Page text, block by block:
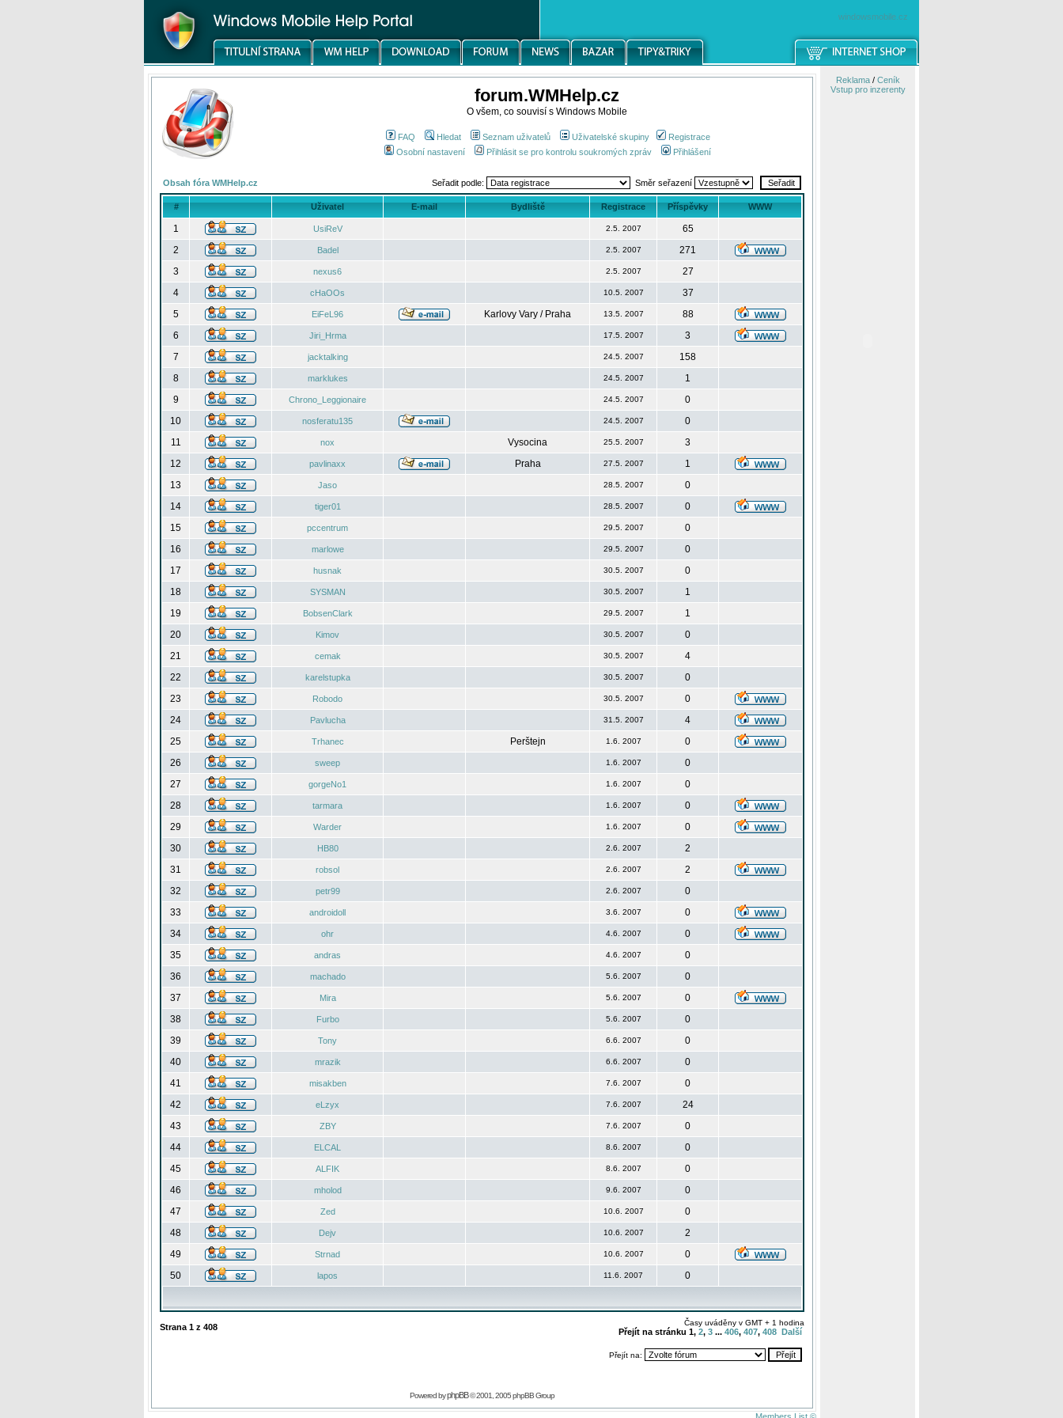
windowsmobile.cz
forum.WMHelp.cz
O všem, co souvisí s Windows Mobile
FAQ Hledat Seznam uživatelů Uživatelské skupiny
Registrace
Osobní nastavení
Přihlásit se pro kontrolu soukromých zpráv Přihlášení
Obsah fóra WMHelp.cz Seřadit podle: Směr seřazení
# Uživatel E-mail Bydliště Registrace Příspěvky WWW
1 UsiReV 2.5. 2007
65
2
Badel 2.5. 2007
271
3
nexus6 2.5. 2007
27
4
cHaOOs 10.5. 2007
37
5
EiFeL96 Karlovy Vary / Praha 13.5. 2007
88
6
Jiri_Hrma 17.5. 2007
3
7
jacktalking 24.5. 2007
158
8
marklukes 24.5. 2007
1
9
Chrono_Leggionaire 24.5. 2007
0
10
nosferatu135 24.5. 2007
0
11
nox Vysocina 25.5. 2007
3
12
pavlinaxx Praha 27.5. 2007
1
13
Jaso 28.5. 2007
0
14
tiger01 28.5. 2007
0
15
pccentrum 29.5. 2007
0
16
marlowe 29.5. 2007
0
17
husnak 30.5. 2007
0
18
SYSMAN 30.5. 2007
1
19
BobsenClark 29.5. 2007
1
20
Kimov 30.5. 2007
0
21
cemak 30.5. 2007
4
22
karelstupka 30.5. 2007
0
23
Robodo 30.5. 2007
0
24
Pavlucha 31.5. 2007
4
25
Trhanec Perštejn 1.6. 2007
0
26
sweep 1.6. 2007
0
27
gorgeNo1 1.6. 2007
0
28
tarmara 1.6. 2007
0
29
Warder 1.6. 2007
0
30
HB80 2.6. 2007
2
31
robsol 2.6. 2007
2
32
petr99 2.6. 2007
0
33
androidoll 3.6. 2007
0
34
ohr 4.6. 2007
0
35
andras 4.6. 2007
0
36
machado 5.6. 2007
0
37
Mira 5.6. 2007
0
38
Furbo 5.6. 2007
0
39
Tony 6.6. 2007
0
40
mrazik 6.6. 2007
0
41
misakben 7.6. 2007
0
42
eLzyx 7.6. 2007
24
43
ZBY 7.6. 2007
0
44
ELCAL 8.6. 2007
0
45
ALFIK 8.6. 2007
0
46
mholod 9.6. 2007
0
47
Zed 10.6. 2007
0
48
Dejv 10.6. 2007
2
49
Strnad 10.6. 2007
0
50
lapos 11.6. 2007 0
Strana 1 z 408 Časy uváděny v GMT + 1 hodina
Přejít na stránku 1, 2, 3 ... 406, 407, 408 Další
Přejít na:
Powered byphpBB© 2001, 2005 phpBB Group
Reklama/ Ceník
Vstup pro inzerenty